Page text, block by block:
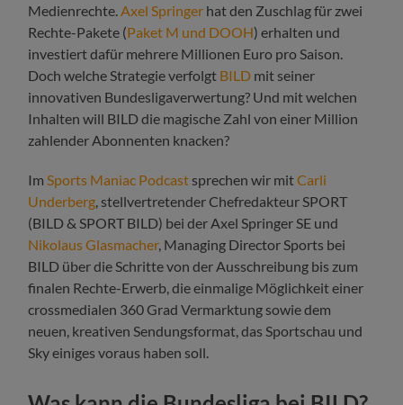
Medienrechte. Axel Springer hat den Zuschlag für zwei
Rechte-Pakete (Paket M und DOOH) erhalten und
investiert dafür mehrere Millionen Euro pro Saison.
Doch welche Strategie verfolgt BILD mit seiner
innovativen Bundesligaverwertung? Und mit welchen
Inhalten will BILD die magische Zahl von einer Million
zahlender Abonnenten knacken?
Im Sports Maniac Podcast sprechen wir mitCarli
Underberg , stellvertretender Chefredakteur SPORT
(BILD & SPORT BILD) bei der Axel Springer SE und
Nikolaus Glasmacher, Managing Director Sports bei
BILD über die Schritte von der Ausschreibung bis zum
finalen Rechte-Erwerb, die einmalige Möglichkeit einer
crossmedialen 360 Grad Vermarktung sowie dem
neuen, kreativen Sendungsformat, das Sportschau und
Sky einiges voraus haben soll.